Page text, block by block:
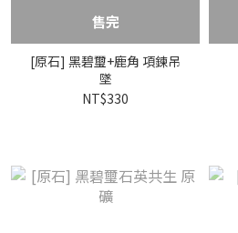
售完
[原石] 黑碧璽+鹿角 項鍊吊
墜
NT$330